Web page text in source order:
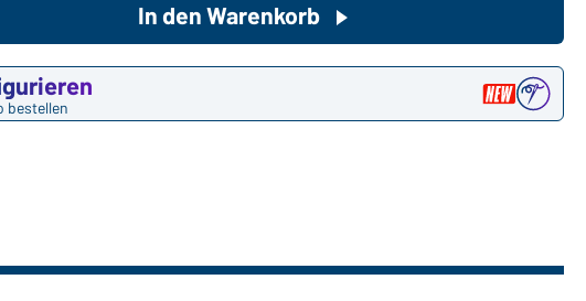
Sie möchten gerne für Ihren
Hier geht's zu unserem
bestellen
In den Warenkorb